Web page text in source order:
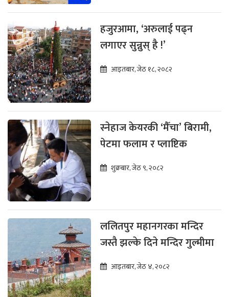
हजुरआमा, ‘अरुलाई पढ्न
लगाएर सुन्नुस् है !’
आइतबार, जेठ १८, २०८२
स्नेहाज केयरकी ‘मैँचा’ बिरामी,
पेटमा फलाम र प्लाष्टिक
शुक्रबार, जेठ ९, २०८२
ललितपुर महानगरका मन्दिर
जस्तै झल्के दिने मन्दिर गुल्मीमा
आइतबार, जेठ ४, २०८२